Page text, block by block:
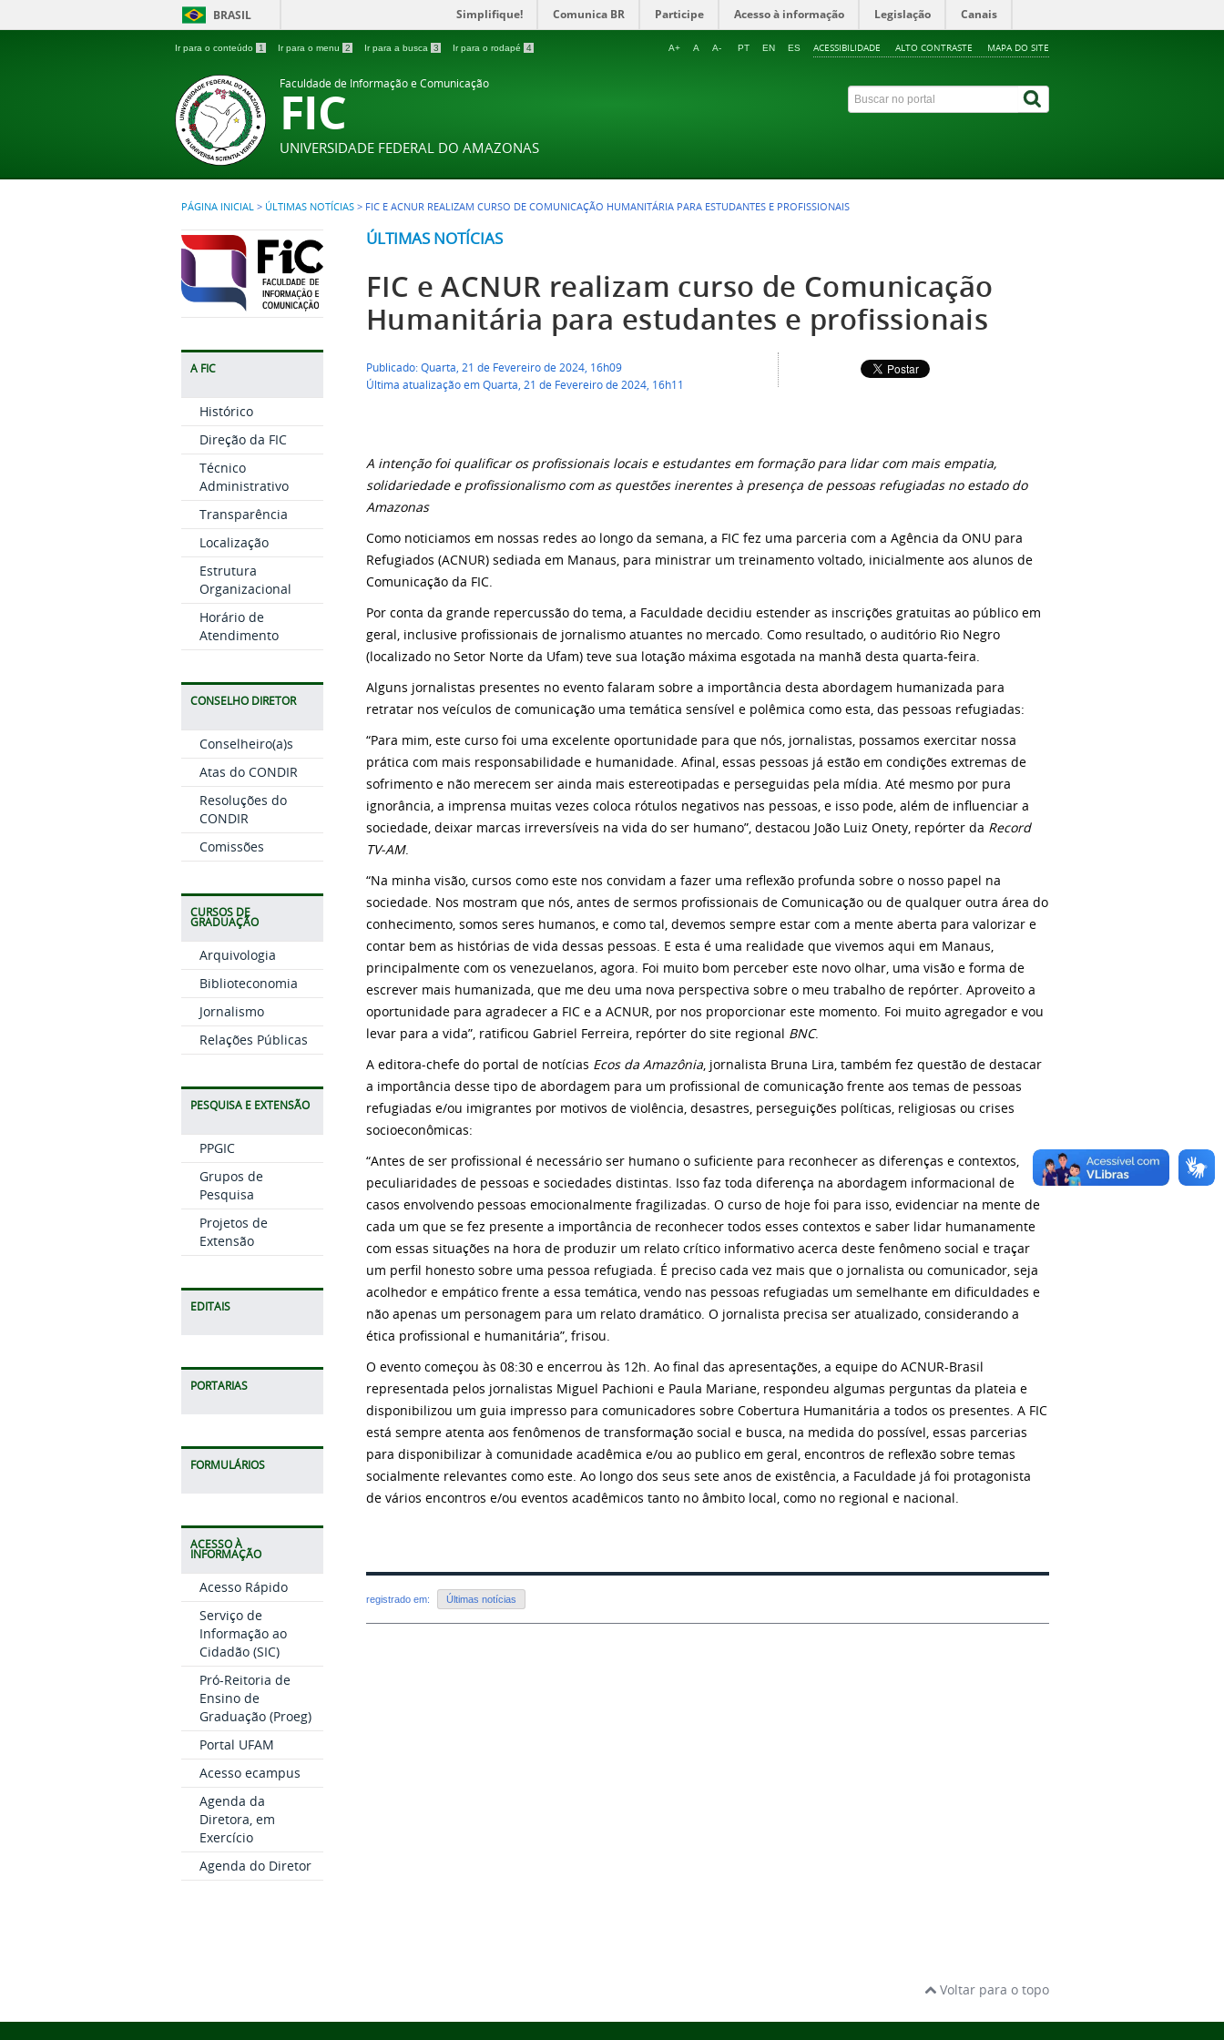
BRASIL Simplifique! Comunica BR Participe Acesso à informação Legislação Canais
Ir para o conteúdo 1 Ir para o menu 2 Ir para a busca 3 Ir para o rodapé 4 ACESSIBILIDADE ALTO CONTRASTE MAPA DO SITE
A+ A A- PT EN ES
Faculdade de Informação e Comunicação
FIC
UNIVERSIDADE FEDERAL DO AMAZONAS
PÁGINA INICIAL > ÚLTIMAS NOTÍCIAS > FIC E ACNUR REALIZAM CURSO DE COMUNICAÇÃO HUMANITÁRIA PARA ESTUDANTES E PROFISSIONAIS
A FIC
Histórico
Direção da FIC
Técnico
Administrativo
Transparência
Localização
Estrutura
Organizacional
Horário de
Atendimento
CONSELHO DIRETOR
Conselheiro(a)s
Atas do CONDIR
Resoluções do
CONDIR
Comissões
CURSOS DE
GRADUAÇÃO
Arquivologia
Biblioteconomia
Jornalismo
Relações Públicas
PESQUISA E EXTENSÃO
PPGIC
Grupos de
Pesquisa
Projetos de
Extensão
EDITAIS
PORTARIAS
FORMULÁRIOS
ACESSO À
INFORMAÇÃO
Acesso Rápido
Serviço de
Informação ao
Cidadão (SIC)
Pró-Reitoria de
Ensino de
Graduação (Proeg)
Portal UFAM
Acesso ecampus
Agenda da
Diretora, em
Exercício
Agenda do Diretor
ÚLTIMAS NOTÍCIAS
FIC e ACNUR realizam curso de Comunicação
Humanitária para estudantes e profissionais
Publicado: Quarta, 21 de Fevereiro de 2024, 16h09
Última atualização em Quarta, 21 de Fevereiro de 2024, 16h11
A intenção foi qualificar os profissionais locais e estudantes em formação para lidar com mais empatia,
solidariedade e profissionalismo com as questões inerentes à presença de pessoas refugiadas no estado do
Amazonas
Como noticiamos em nossas redes ao longo da semana, a FIC fez uma parceria com a Agência da ONU para
Refugiados (ACNUR) sediada em Manaus, para ministrar um treinamento voltado, inicialmente aos alunos de
Comunicação da FIC.
Por conta da grande repercussão do tema, a Faculdade decidiu estender as inscrições gratuitas ao público em
geral, inclusive profissionais de jornalismo atuantes no mercado. Como resultado, o auditório Rio Negro
(localizado no Setor Norte da Ufam) teve sua lotação máxima esgotada na manhã desta quarta-feira.
Alguns jornalistas presentes no evento falaram sobre a importância desta abordagem humanizada para
retratar nos veículos de comunicação uma temática sensível e polêmica como esta, das pessoas refugiadas:
“Para mim, este curso foi uma excelente oportunidade para que nós, jornalistas, possamos exercitar nossa
prática com mais responsabilidade e humanidade. Afinal, essas pessoas já estão em condições extremas de
sofrimento e não merecem ser ainda mais estereotipadas e perseguidas pela mídia. Até mesmo por pura
ignorância, a imprensa muitas vezes coloca rótulos negativos nas pessoas, e isso pode, além de influenciar a
sociedade, deixar marcas irreversíveis na vida do ser humano”, destacou João Luiz Onety, repórter da Record
TV-AM.
“Na minha visão, cursos como este nos convidam a fazer uma reflexão profunda sobre o nosso papel na
sociedade. Nos mostram que nós, antes de sermos profissionais de Comunicação ou de qualquer outra área do
conhecimento, somos seres humanos, e como tal, devemos sempre estar com a mente aberta para valorizar e
contar bem as histórias de vida dessas pessoas. E esta é uma realidade que vivemos aqui em Manaus,
principalmente com os venezuelanos, agora. Foi muito bom perceber este novo olhar, uma visão e forma de
escrever mais humanizada, que me deu uma nova perspectiva sobre o meu trabalho de repórter. Aproveito a
oportunidade para agradecer a FIC e a ACNUR, por nos proporcionar este momento. Foi muito agregador e vou
levar para a vida”, ratificou Gabriel Ferreira, repórter do site regional BNC.
A editora-chefe do portal de notícias Ecos da Amazônia, jornalista Bruna Lira, também fez questão de destacar
a importância desse tipo de abordagem para um profissional de comunicação frente aos temas de pessoas
refugiadas e/ou imigrantes por motivos de violência, desastres, perseguições políticas, religiosas ou crises
socioeconômicas:
“Antes de ser profissional é necessário ser humano o suficiente para reconhecer as diferenças e contextos,
peculiaridades de pessoas e sociedades distintas. Isso faz toda diferença na abordagem informacional de
casos envolvendo pessoas emocionalmente fragilizadas. O curso de hoje foi para isso, evidenciar na mente de
cada um que se fez presente a importância de reconhecer todos esses contextos e saber lidar humanamente
com essas situações na hora de produzir um relato crítico informativo acerca deste fenômeno social e traçar
um perfil honesto sobre uma pessoa refugiada. É preciso cada vez mais que o jornalista ou comunicador, seja
acolhedor e empático frente a essa temática, vendo nas pessoas refugiadas um semelhante em dificuldades e
não apenas um personagem para um relato dramático. O jornalista precisa ser atualizado, considerando a
ética profissional e humanitária”, frisou.
O evento começou às 08:30 e encerrou às 12h. Ao final das apresentações, a equipe do ACNUR-Brasil
representada pelos jornalistas Miguel Pachioni e Paula Mariane, respondeu algumas perguntas da plateia e
disponibilizou um guia impresso para comunicadores sobre Cobertura Humanitária a todos os presentes. A FIC
está sempre atenta aos fenômenos de transformação social e busca, na medida do possível, essas parcerias
para disponibilizar à comunidade acadêmica e/ou ao publico em geral, encontros de reflexão sobre temas
socialmente relevantes como este. Ao longo dos seus sete anos de existência, a Faculdade já foi protagonista
de vários encontros e/ou eventos acadêmicos tanto no âmbito local, como no regional e nacional.
registrado em: Últimas notícias
Voltar para o topo